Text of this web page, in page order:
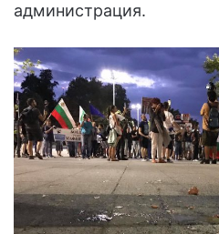
администрация.